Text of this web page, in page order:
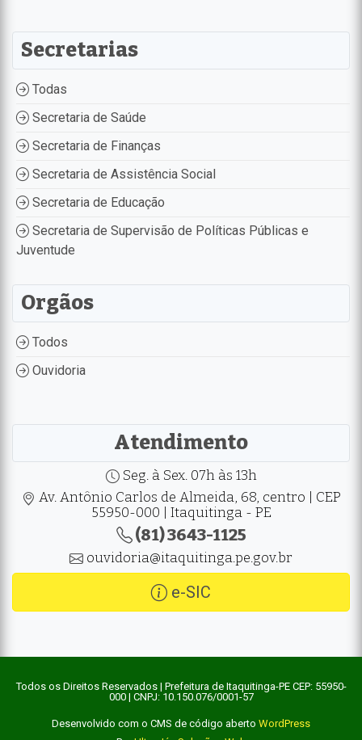
Secretarias
Todas
Secretaria de Saúde
Secretaria de Finanças
Secretaria de Assistência Social
Secretaria de Educação
Secretaria de Supervisão de Políticas Públicas e
Juventude
Orgãos
Todos
Ouvidoria
Atendimento
Seg. à Sex. 07h às 13h
Av. Antônio Carlos de Almeida, 68, centro | CEP
55950-000 | Itaquitinga - PE
(81) 3643-1125
ouvidoria@itaquitinga.pe.gov.br
e-SIC
Todos os Direitos Reservados | Prefeitura de Itaquitinga-PE CEP: 55950-
000 | CNPJ: 10.150.076/0001-57
Desenvolvido com o CMS de código aberto WordPress